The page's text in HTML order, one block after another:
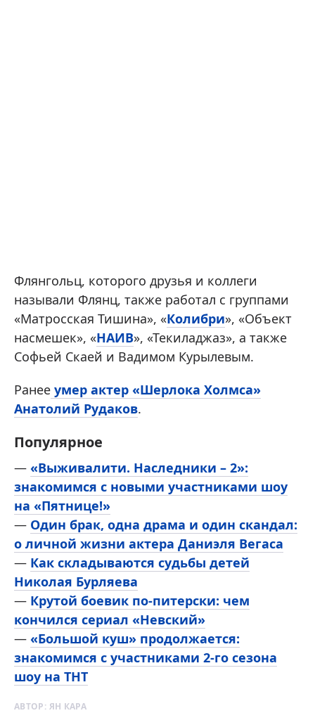
Флянгольц, которого друзья и коллеги
называли Флянц, также работал с группами
«Матросская Тишина», «Колибри», «Объект
насмешек», «НАИВ», «Текиладжаз», а также
Софьей Скаей и Вадимом Курылевым.
Ранее умер актер «Шерлока Холмса»
Анатолий Рудаков.
Популярное
— «Выживалити. Наследники – 2»:
знакомимся с новыми участниками шоу
на «Пятнице!»
— Один брак, одна драма и один скандал:
о личной жизни актера Даниэля Вегаса
— Как складываются судьбы детей
Николая Бурляева
— Крутой боевик по-питерски: чем
кончился сериал «Невский»
— «Большой куш» продолжается:
знакомимся с участниками 2-го сезона
шоу на ТНТ
АВТОР: ЯН КАРА